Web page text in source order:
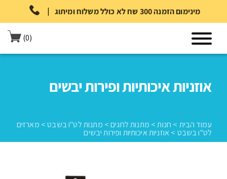
| מינימום הזמנה 300 שח לא כולל משלוח ומיתוג
(0)
אוזניות איכותיות ופירות יבשים
עמוד הבית > חנות> מתנות לחגים> מתנות לט"ו בשבט> מארזים
לט"ו בשבט > אוזניות איכותיות ופירות יבשים